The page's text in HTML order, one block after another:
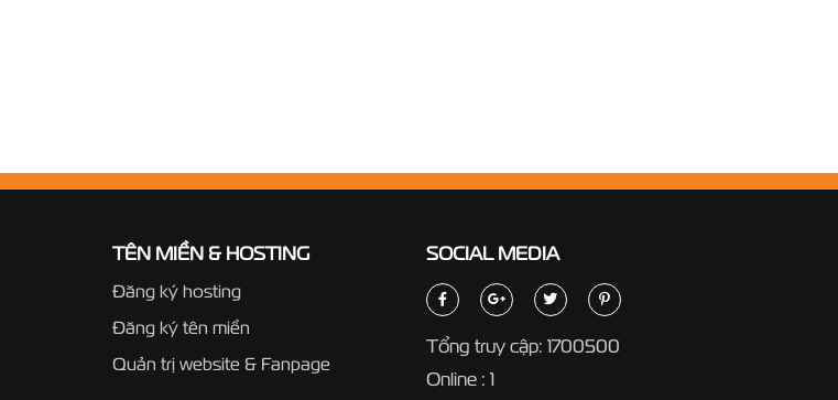
TÊN MIỀN & HOSTING
Đăng ký hosting
Đăng ký tên miền
Quản trị website & Fanpage
SOCIAL MEDIA
Tổng truy cập: 1700500
Online : 1